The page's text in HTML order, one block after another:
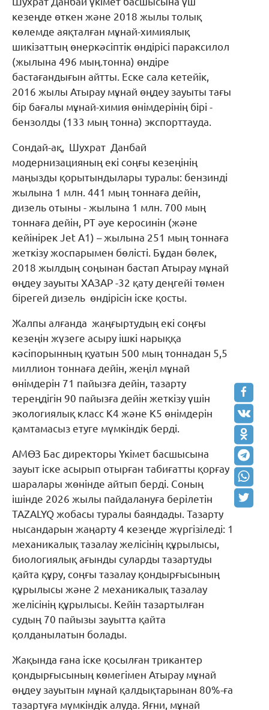
кезеңде өткен және 2018 жылы толық
көлемде аяқталған мұнай-химиялық
шикізаттың өнеркәсіптік өндірісі параксилол
(жылына 496 мың.тонна) өндіре
бастағандығын айтты. Еске сала кетейік,
2016 жылы Атырау мұнай өңдеу зауыты тағы
бір бағалы мұнай-химия өнімдерінің бірі -
бензолды (133 мың тонна) экспорттауда.
Сондай-ақ, Шухрат Данбай
модернизацияның екі соңғы кезеңінің
маңызды қорытындылары туралы: бензинді
жылына 1 млн. 441 мың тоннаға дейін,
дизель отыны - жылына 1 млн. 700 мың
тоннаға дейін, РТ әуе керосинін (және
кейінірек Jet A1) – жылына 251 мың тоннаға
жеткізу жоспарымен бөлісті. Бұдан бөлек,
2018 жылдың соңынан бастап Атырау мұнай
өңдеу зауыты ХАЗАР -32 қату деңгейі төмен
бірегей дизель өндірісін іске қосты.
Жалпы алғанда жаңғыртудың екі соңғы
кезеңін жүзеге асыру ішкі нарыққа
кәсіпорынның қуатын 500 мың тоннадан 5,5
миллион тоннаға дейін, жеңіл мұнай
өнімдерін 71 пайызға дейін, тазарту
тереңдігін 90 пайызға дейін жеткізу үшін
экологиялық класс K4 және K5 өнімдерін
қамтамасыз етуге мүмкіндік берді.
АМӨЗ Бас директоры Үкімет басшысына
зауыт іске асырып отырған табиғатты қорғау
шаралары жөнінде айтып берді. Соның
ішінде 2026 жылы пайдалануға берілетін
TAZALYQ жобасы туралы баяндады. Тазарту
нысандарын жаңарту 4 кезеңде жүргізіледі: 1
механикалық тазалау желісінің құрылысы,
биологиялық ағынды суларды тазартуды
қайта құру, соңғы тазалау қондырғысының
құрылысы және 2 механикалық тазалау
желісінің құрылысы. Кейін тазартылған
судың 70 пайызы зауытта қайта
қолданылатын болады.
Жақында ғана іске қосылған трикантер
қондырғысының көмегімен Атырау мұнай
өңдеу зауытын мұнай қалдықтарынан 80%-ға
тазартуға мүмкіндік алуда. Яғни, мұнай